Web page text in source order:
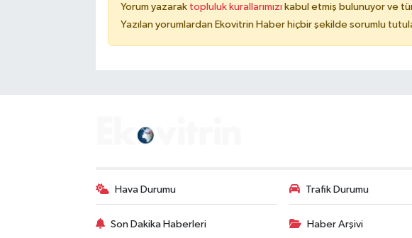
Yorum yazarak topluluk kurallarımızı kabul etmiş bulunuyor ve
Yazılan yorumlardan Ekovitrin Haber hiçbir şekilde sorumlu
Hava Durumu Trafik Durumu
Son Dakika Haberleri Haber Arşivi